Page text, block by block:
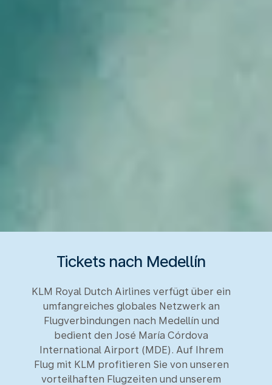
Tickets nach Medellín
KLM Royal Dutch Airlines verfügt über ein
umfangreiches globales Netzwerk an
Flugverbindungen nach Medellín und
bedient den José María Córdova
International Airport (MDE). Auf Ihrem
Flug mit KLM profitieren Sie von unseren
vorteilhaften Flugzeiten und unserem